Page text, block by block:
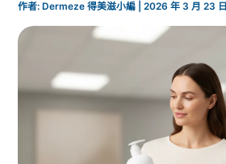
作者: Dermeze 得美滋小編 |2026 年 3 月 23 日